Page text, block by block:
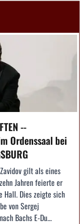
--
Ordenssaal bei
gilt als eines
Jahren feierte er
Hall. Dies zeigte sich
von Sergej
Bachs E-Du...